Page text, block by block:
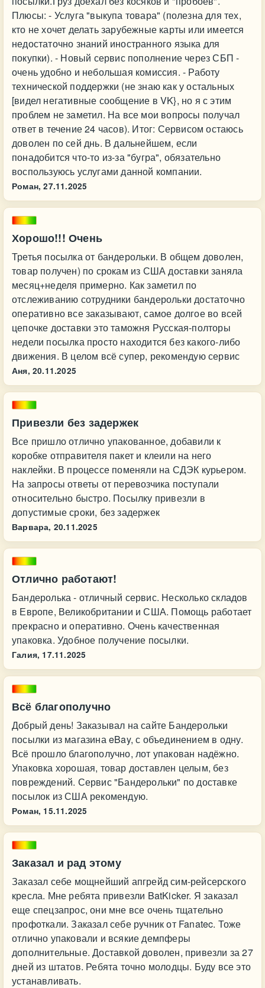
Плюсы: - Услуга "выкупа товара" (полезна для тех,
кто не хочет делать зарубежные карты или имеется
недостаточно знаний иностранного языка для
покупки). - Новый сервис пополнение через СБП -
очень удобно и небольшая комиссия. - Работу
технической поддержки (не знаю как у остальных
[видел негативные сообщение в VK}, но я с этим
проблем не заметил. На все мои вопросы получал
ответ в течение 24 часов). Итог: Сервисом остаюсь
доволен по сей днь. В дальнейшем, если
понадобится что-то из-за "бугра", обязательно
воспользуюсь услугами данной компании.
Роман, 27.11.2025
Хорошо!!! Очень
Третья посылка от бандерольки. В общем доволен,
товар получен) по срокам из США доставки заняла
месяц+неделя примерно. Как заметил по
отслеживанию сотрудники бандерольки достаточно
оперативно все заказывают, самое долгое во всей
цепочке доставки это таможня Русская-полторы
недели посылка просто находится без какого-либо
движения. В целом всё супер, рекомендую сервис
Аня, 20.11.2025
Привезли без задержек
Все пришло отлично упакованное, добавили к
коробке отправителя пакет и клеили на него
наклейки. В процессе поменяли на СДЭК курьером.
На запросы ответы от перевозчика поступали
относительно быстро. Посылку привезли в
допустимые сроки, без задержек
Варвара, 20.11.2025
Отлично работают!
Бандеролька - отличный сервис. Несколько складов
в Европе, Великобритании и США. Помощь работает
прекрасно и оперативно. Очень качественная
упаковка. Удобное получение посылки.
Галия, 17.11.2025
Всё благополучно
Добрый день! Заказывал на сайте Бандерольки
посылки из магазина eBay, с объединением в одну.
Всё прошло благополучно, лот упакован надёжно.
Упаковка хорошая, товар доставлен целым, без
повреждений. Сервис "Бандерольки" по доставке
посылок из США рекомендую.
Роман, 15.11.2025
Заказал и рад этому
Заказал себе мощнейший апгрейд сим-рейсерского
кресла. Мне ребята привезли BatKicker. Я заказал
еще спецзапрос, они мне все очень тщательно
профоткали. Заказал себе ручник от Fanatec. Тоже
отлично упаковали и всякие демпферы
дополнительные. Доставкой доволен, привезли за 27
дней из штатов. Ребята точно молодцы. Буду все это
устанавливать.